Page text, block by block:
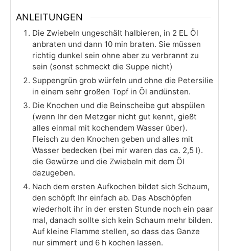
ANLEITUNGEN
Die Zwiebeln ungeschält halbieren, in 2 EL Öl
anbraten und dann 10 min braten. Sie müssen
richtig dunkel sein ohne aber zu verbrannt zu
sein (sonst schmeckt die Suppe nicht)
Suppengrün grob würfeln und ohne die Petersilie
in einem sehr großen Topf in Öl andünsten.
Die Knochen und die Beinscheibe gut abspülen
(wenn Ihr den Metzger nicht gut kennt, gießt
alles einmal mit kochendem Wasser über).
Fleisch zu den Knochen geben und alles mit
Wasser bedecken (bei mir waren das ca. 2,5 l).
die Gewürze und die Zwiebeln mit dem Öl
dazugeben.
Nach dem ersten Aufkochen bildet sich Schaum,
den schöpft Ihr einfach ab. Das Abschöpfen
wiederholt ihr in der ersten Stunde noch ein paar
mal, danach sollte sich kein Schaum mehr bilden.
Auf kleine Flamme stellen, so dass das Ganze
nur simmert und 6 h kochen lassen.